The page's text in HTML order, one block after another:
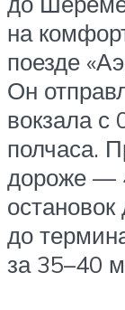
на
поезде
Он
вокзала с
полчаса.
дороже —
остановок
до
за 35–40